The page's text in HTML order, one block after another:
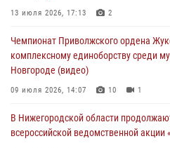
Росгвардейцы предотвратили серию
13 июля 2026, 17:13 2
Чемпионат Приволжского ордена
комплексному единоборству среди
Новгороде (видео)
09 июля 2026, 14:07 10 1
В Нижегородской области
всероссийской ведомственной акции